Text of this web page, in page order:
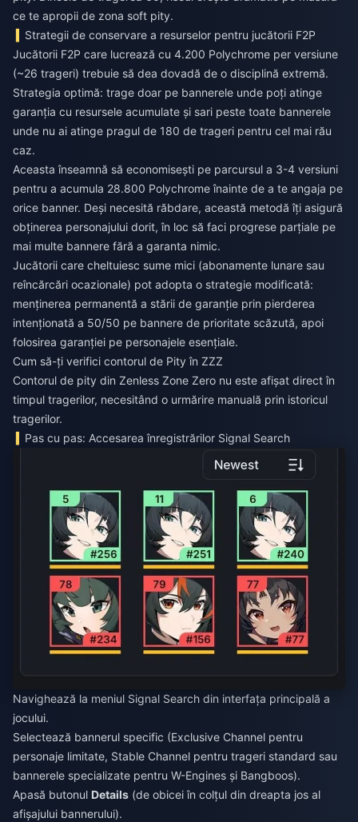
ce te apropii de zona soft pity.
Strategii de conservare a resurselor pentru jucătorii F2P
Jucătorii F2P care lucrează cu 4.200 Polychrome per versiune
(~26 trageri) trebuie să dea dovadă de o disciplină extremă.
Strategia optimă: trage doar pe bannerele unde poți atinge
garanția cu resursele acumulate și sari peste toate bannerele
unde nu ai atinge pragul de 180 de trageri pentru cel mai rău
caz.
Aceasta înseamnă să economisești pe parcursul a 3-4 versiuni
pentru a acumula 28.800 Polychrome înainte de a te angaja pe
orice banner. Deși necesită răbdare, această metodă îți asigură
obținerea personajului dorit, în loc să faci progrese parțiale pe
mai multe bannere fără a garanta nimic.
Jucătorii care cheltuiesc sume mici (abonamente lunare sau
reîncărcări ocazionale) pot adopta o strategie modificată:
menținerea permanentă a stării de garanție prin pierderea
intenționată a 50/50 pe bannere de prioritate scăzută, apoi
folosirea garanției pe personajele esențiale.
Cum să-ți verifici contorul de Pity în ZZZ
Contorul de pity din Zenless Zone Zero nu este afișat direct în
timpul tragerilor, necesitând o urmărire manuală prin istoricul
tragerilor.
Pas cu pas: Accesarea înregistrărilor Signal Search
Navighează la meniul Signal Search din interfața principală a
jocului.
Selectează bannerul specific (Exclusive Channel pentru
personaje limitate, Stable Channel pentru trageri standard sau
bannerele specializate pentru W-Engines și Bangboos).
Apasă butonul Details (de obicei în colțul din dreapta jos al
afișajului bannerului).